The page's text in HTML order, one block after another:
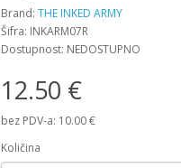
Brand: THE INKED ARMY
Šifra: INKARM07R
Dostupnost: NEDOSTUPNO
12.50 €
bez PDV-a: 10.00 €
Količina